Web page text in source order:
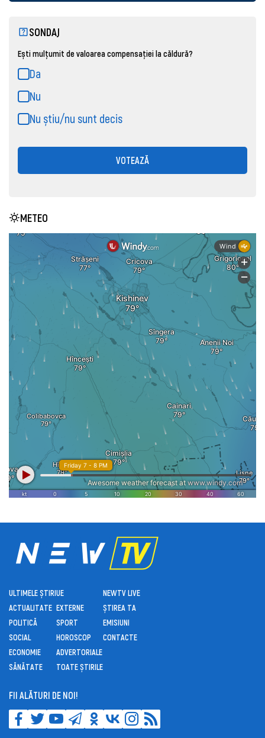
SONDAJ
Ești mulțumit de valoarea compensației la căldură?
Da
Nu
Nu știu/nu sunt decis
VOTEAZĂ
METEO
ULTIMELE ȘTIRI
ACTUALITATE
POLITICĂ
SOCIAL
ECONOMIE
SĂNĂTATE
UE
EXTERNE
SPORT
HOROSCOP
ADVERTORIALE
TOATE ȘTIRILE
NEWTV LIVE
ȘTIREA TA
EMISIUNI
CONTACTE
FII ALĂTURI DE NOI!